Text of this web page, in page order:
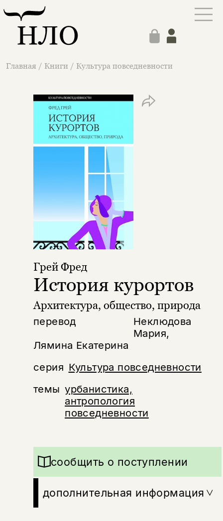
Главная / Книги / Культура повседневности
перевод
Неклюдова
Мария,
Лямина Екатерина
серия Культура повседневности
темы урбанистика,
антропология
повседневности
Грей Фред
История курортов
Архитектура, общество, природа
сообщить о поступлении
дополнительная информация